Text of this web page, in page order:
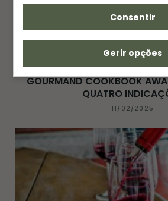
EDITORA SENAC SÃO
GOURMAND COOKBOOK
QUATRO
11/02/2025
Consentir
Gerir opções